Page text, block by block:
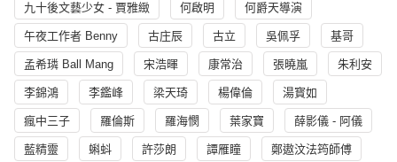
九十後文藝少女 - 賈雅緻 何啟明 何爵天導演
午夜工作者 Benny 古庄辰 古立 吳佩孚 基哥
孟希璘 Ball Mang 宋浩暉 康常治 張曉嵐 朱利安
李錦鴻 李鑑峰 梁天琦 楊偉倫 湯寳如
瘋中三子 羅倫斯 羅海憫 葉家寶 薛影儀 - 阿儀
藍精靈 蝌蚪 許莎朗 譚雁瞳 鄭遨汶法筠師傅